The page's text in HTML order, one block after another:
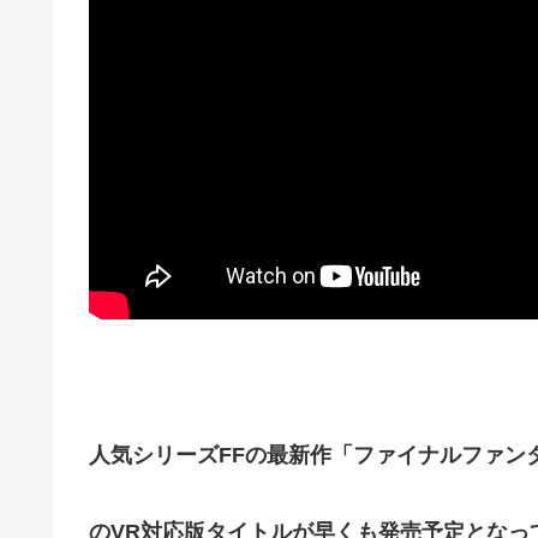
人気シリーズFFの最新作「ファイナルファン
のVR対応版タイトルが早くも発売予定となっ